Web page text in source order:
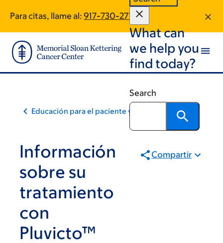
main
content
footer
Para citas, llame al: 917-730-2717
What can
we help you
find today?
Search
Educación para el paciente y la comunidad
Información
sobre su
tratamiento
con
Pluvicto™
Compartir